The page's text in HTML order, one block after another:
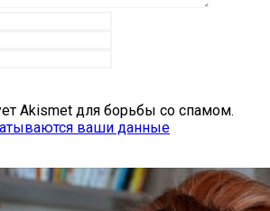
Akismet для борьбы со спамом.
ваши данные